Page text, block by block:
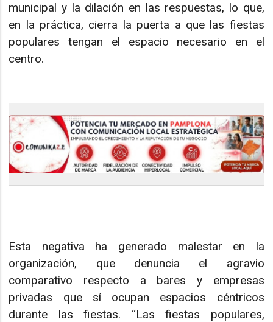
municipal y la dilación en las respuestas, lo que,
en la práctica, cierra la puerta a que las fiestas
populares tengan el espacio necesario en el
centro.
Esta negativa ha generado malestar en la
organización, que denuncia el agravio
comparativo respecto a bares y empresas
privadas que sí ocupan espacios céntricos
durante las fiestas. “Las fiestas populares,